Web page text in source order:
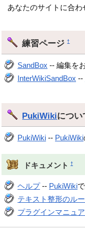
あなたのサイトに合
練習ページ†
SandBox -- 編集を
InterWikiSandBox --
PukiWikiにつ
PukiWiki -- PukiWiki
ドキュメント †
ヘルプ-- PukiWiki
テキスト整形のル
プラグインマニュ